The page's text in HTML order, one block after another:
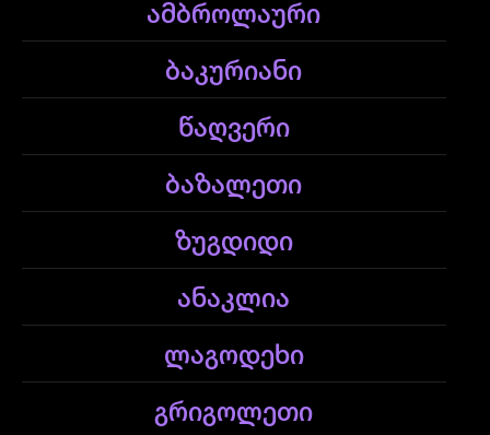
ამბროლაური
ბაკურიანი
წაღვერი
ბაზალეთი
ზუგდიდი
ანაკლია
ლაგოდეხი
გრიგოლეთი